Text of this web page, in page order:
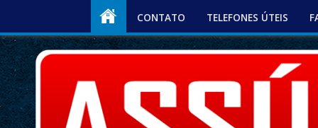
CONTATO TELEFONES ÚTEIS